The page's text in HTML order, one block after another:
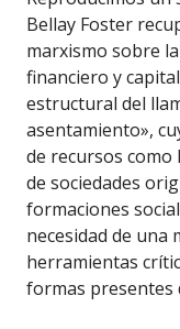
Bellay Foster
marxismo sobre
financiero y
estructural del
asentamiento»,
de recursos
de sociedades
formaciones
necesidad de una
herramientas
formas presentes